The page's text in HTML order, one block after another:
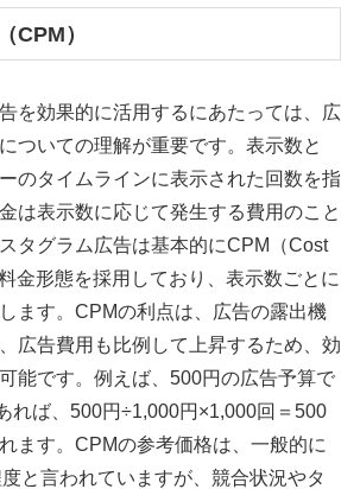
CPM）
を効果的に活用するにあたっては、広
ついての理解が重要です。表示数と
のタイムラインに表示された回数を指
は表示数に応じて発生する費用のこと
タグラム広告は基本的にCPM（Cost
金形態を採用しており、表示数ごとに
ます。CPMの利点は、広告の露出機
広告費用も比例して上昇するため、効
能です。例えば、500円の広告予算で
れば、500円÷1,000円×1,000回＝500
ます。CPMの参考価格は、一般的に
と言われていますが、競合状況やタ